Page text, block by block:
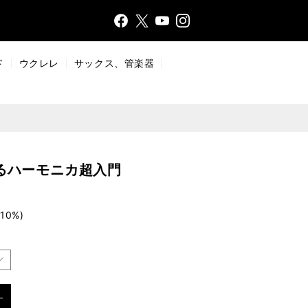
FaceX
YouTInsta
ウクレレ
サックス、管楽器
ハーモニカ超入門